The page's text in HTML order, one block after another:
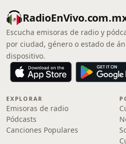
Escucha emisoras de radio y
por ciudad, género o estado de
dispositivo.
EXPLORAR
Emisoras de radio
Pódcasts
Canciones Populares